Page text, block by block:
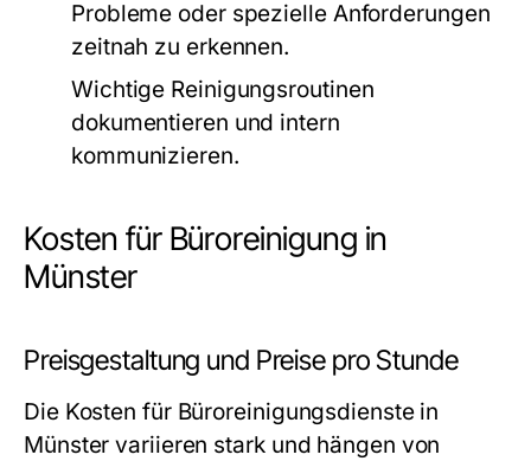
Probleme oder spezielle Anforderungen
zeitnah zu erkennen.
Wichtige Reinigungsroutinen
dokumentieren und intern
kommunizieren.
Kosten für Büroreinigung in
Münster
Preisgestaltung und Preise pro Stunde
Die Kosten für Büroreinigungsdienste in
Münster variieren stark und hängen von